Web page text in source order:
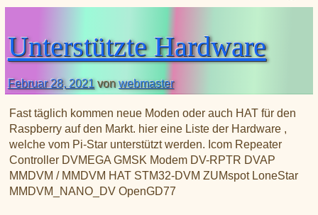
CSS Tool (color party!)
YSFReflectors
IPSC2 Hotspot
deutsche Räume im Wires-X
XLX031
Unterstützte Hardware
Februar 28, 2021 vonwebmaster
Fast täglich kommen neue Moden oder auch HAT für den
Raspberry auf den Markt. hier eine Liste der Hardware ,
welche vom Pi-Star unterstützt werden. Icom Repeater
Controller DVMEGA GMSK Modem DV-RPTR DVAP
MMDVM / MMDVM HAT STM32-DVM ZUMspot LoneStar
MMDVM_NANO_DV OpenGD77